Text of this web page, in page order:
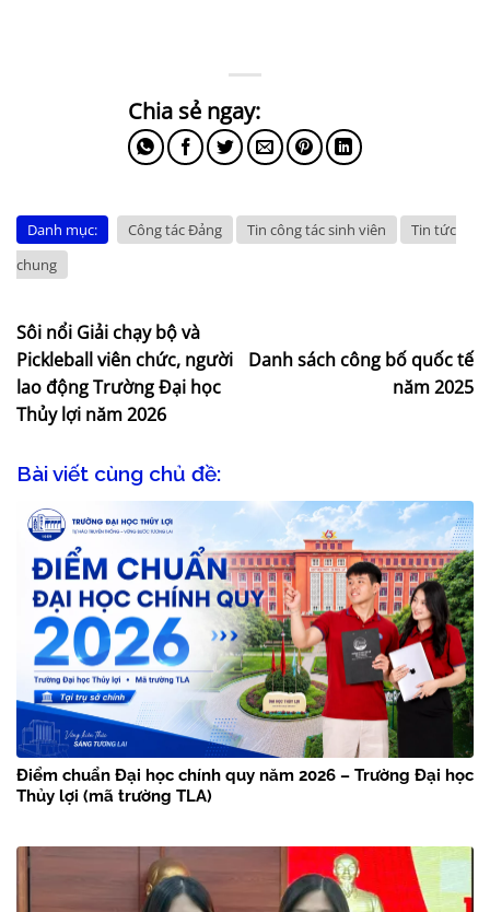
Danh mục: Công tác Đảng Tin công tác sinh viên
Tin tức
chung
Sôi nổi Giải chạy bộ và
Pickleball viên chức, người
lao động Trường Đại học
Thủy lợi năm 2026
Danh sách công bố quốc tế
năm 2025
Bài viết cùng chủ đề:
Điểm chuẩn Đại học chính quy năm 2026 – Trường Đại học
Thủy lợi (mã trường TLA)